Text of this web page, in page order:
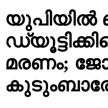
യുപിയില്‍
മരണം;